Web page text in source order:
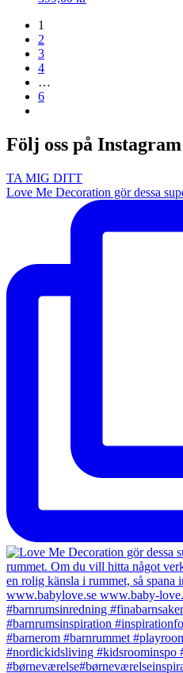
1
2
3
4
…
6
Följ oss på Instagram
TA MIG DITT
Love Me Decoration gör dessa